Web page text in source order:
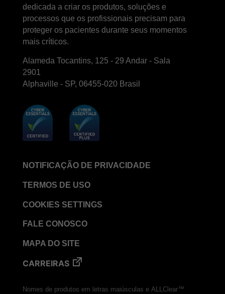
dedicada a criar os produtos, soluções e
processos que os profissionais precisam para
proteger os pacientes durante seus momentos
mais críticos.
Alameda Tocantins, 125 - 29 Andar - Sala
2901
Alphaville - SP, 06455-020 Brasil
NOTIFICAÇÃO DE PRIVACIDADE
TERMOS DE USO
COOKIES SETTINGS
FALE CONOSCO
MAPA DO SITE
CARREIRAS
Nomes de produtos em letras maiúsculas e ALLClear™